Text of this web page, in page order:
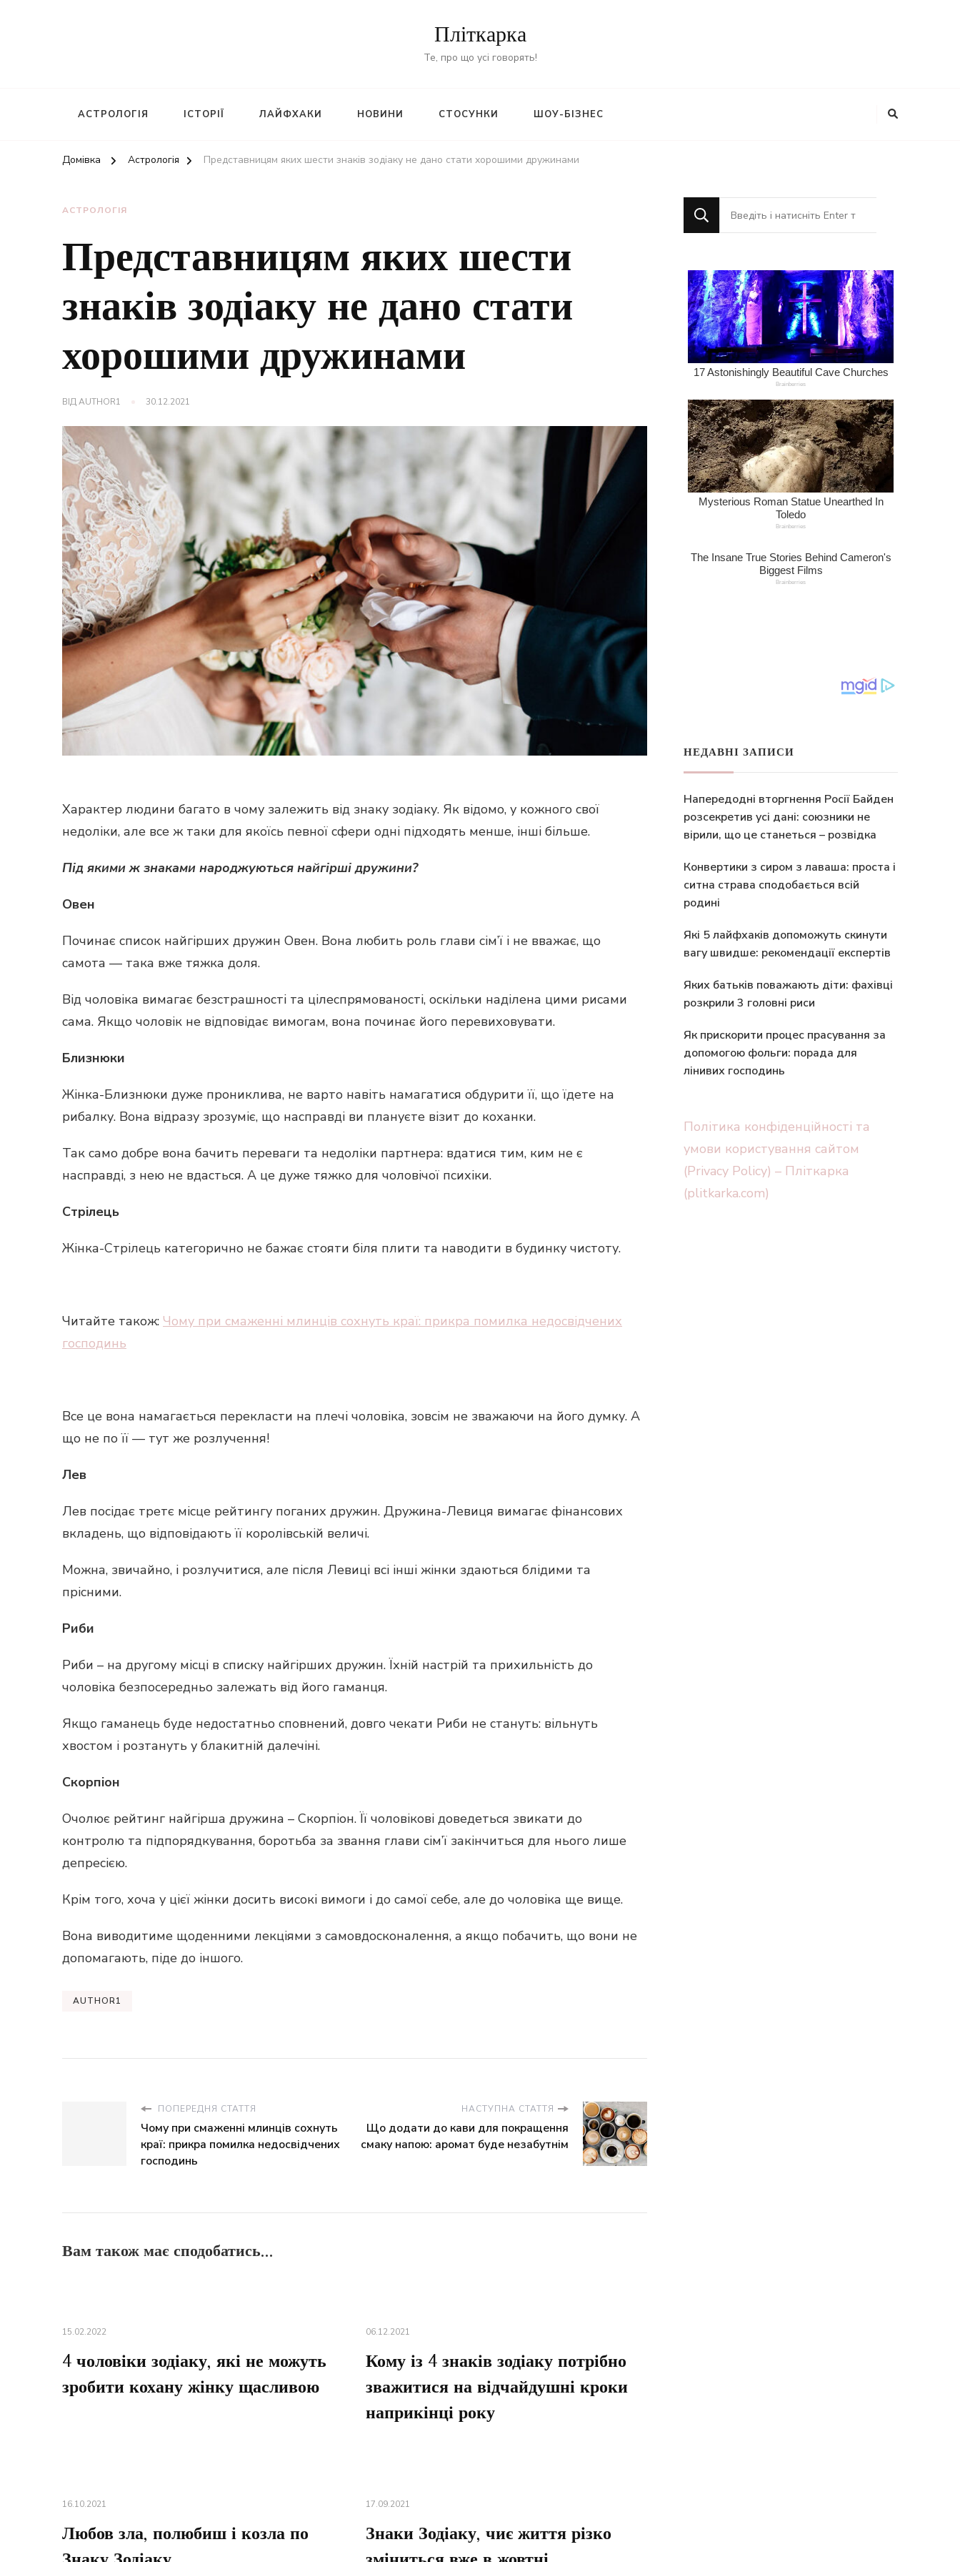
Пліткарка
Те, про що усі говорять!
АСТРОЛОГІЯ ІСТОРІЇ ЛАЙФХАКИ НОВИНИ СТОСУНКИ ШОУ-БІЗНЕС
Домівка Астрологія Представницям яких шести знаків зодіаку не дано стати хорошими дружинами
АСТРОЛОГІЯ
Представницям яких шести
знаків зодіаку не дано стати
хорошими дружинами
ВІДAUTHOR1 30.12.2021
Характер людини багато в чому залежить від знаку зодіаку. Як відомо, у кожного свої
недоліки, але все ж таки для якоїсь певної сфери одні підходять менше, інші більше.
Під якими ж знаками народжуються найгірші дружини?
Овен
Починає список найгірших дружин Овен. Вона любить роль глави сім’ї і не вважає, що
самота — така вже тяжка доля.
Від чоловіка вимагає безстрашності та цілеспрямованості, оскільки наділена цими рисами
сама. Якщо чоловік не відповідає вимогам, вона починає його перевиховувати.
Близнюки
Жінка-Близнюки дуже прониклива, не варто навіть намагатися обдурити її, що їдете на
рибалку. Вона відразу зрозуміє, що насправді ви плануєте візит до коханки.
Так само добре вона бачить переваги та недоліки партнера: вдатися тим, ким не є
насправді, з нею не вдасться. А це дуже тяжко для чоловічої психіки.
Стрілець
Жінка-Стрілець категорично не бажає стояти біля плити та наводити в будинку чистоту.
Читайте також: Чому при смаженні млинців сохнуть краї: прикра помилка недосвідчених
господинь
Все це вона намагається перекласти на плечі чоловіка, зовсім не зважаючи на його думку. А
що не по її — тут же розлучення!
Лев
Лев посідає третє місце рейтингу поганих дружин. Дружина-Левиця вимагає фінансових
вкладень, що відповідають її королівській величі.
Можна, звичайно, і розлучитися, але після Левиці всі інші жінки здаються блідими та
прісними.
Риби
Риби – на другому місці в списку найгірших дружин. Їхній настрій та прихильність до
чоловіка безпосередньо залежать від його гаманця.
Якщо гаманець буде недостатньо сповнений, довго чекати Риби не стануть: вільнуть
хвостом і розтануть у блакитній далечіні.
Скорпіон
Очолює рейтинг найгірша дружина – Скорпіон. Її чоловікові доведеться звикати до
контролю та підпорядкування, боротьба за звання глави сім’ї закінчиться для нього лише
депресією.
Крім того, хоча у цієї жінки досить високі вимоги і до самої себе, але до чоловіка ще вище.
Вона виводитиме щоденними лекціями з самовдосконалення, а якщо побачить, що вони не
допомагають, піде до іншого.
AUTHOR1
ПОПЕРЕДНЯ СТАТТЯ
Чому при смаженні млинців сохнуть
краї: прикра помилка недосвідчених
господинь
НАСТУПНА СТАТТЯ
Що додати до кави для покращення
смаку напою: аромат буде незабутнім
Вам також має сподобатись...
15.02.2022
4 чоловіки зодіаку, які не можуть
зробити кохану жінку щасливою
06.12.2021
Кому із 4 знаків зодіаку потрібно
зважитися на відчайдушні кроки
наприкінці року
16.10.2021
Любов зла, полюбиш і козла по
17.09.2021
Знаки Зодіаку, чиє життя різко
Шукаєте
щось?
НЕДАВНІ ЗАПИСИ
Напередодні вторгнення Росії Байден
розсекретив усі дані: союзники не
вірили, що це станеться – розвідка
Конвертики з сиром з лаваша: проста і
ситна страва сподобається всій
родині
Які 5 лайфхаків допоможуть скинути
вагу швидше: рекомендації експертів
Яких батьків поважають діти: фахівці
розкрили 3 головні риси
Як прискорити процес прасування за
допомогою фольги: порада для
лінивих господинь
Політика конфіденційності та
умови користування сайтом
(Privacy Policy) – Пліткарка
(plitkarka.com)